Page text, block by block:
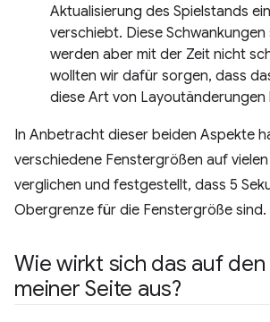
Aktualisierung des Spielstands
verschiebt. Diese Schwankungen
werden aber mit der Zeit nicht
wollten wir dafür sorgen, dass
diese Art von
In Anbetracht dieser beiden Aspekte
verschiedene Fenstergrößen auf
verglichen und festgestellt, dass 5
Obergrenze für die Fenstergröße sind.
Wie wirkt sich das auf
meiner Seite aus?